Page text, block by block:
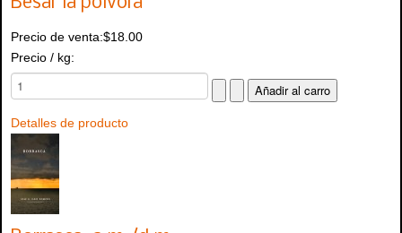
Precio de venta:$18.00
Precio / kg:
Detalles de producto